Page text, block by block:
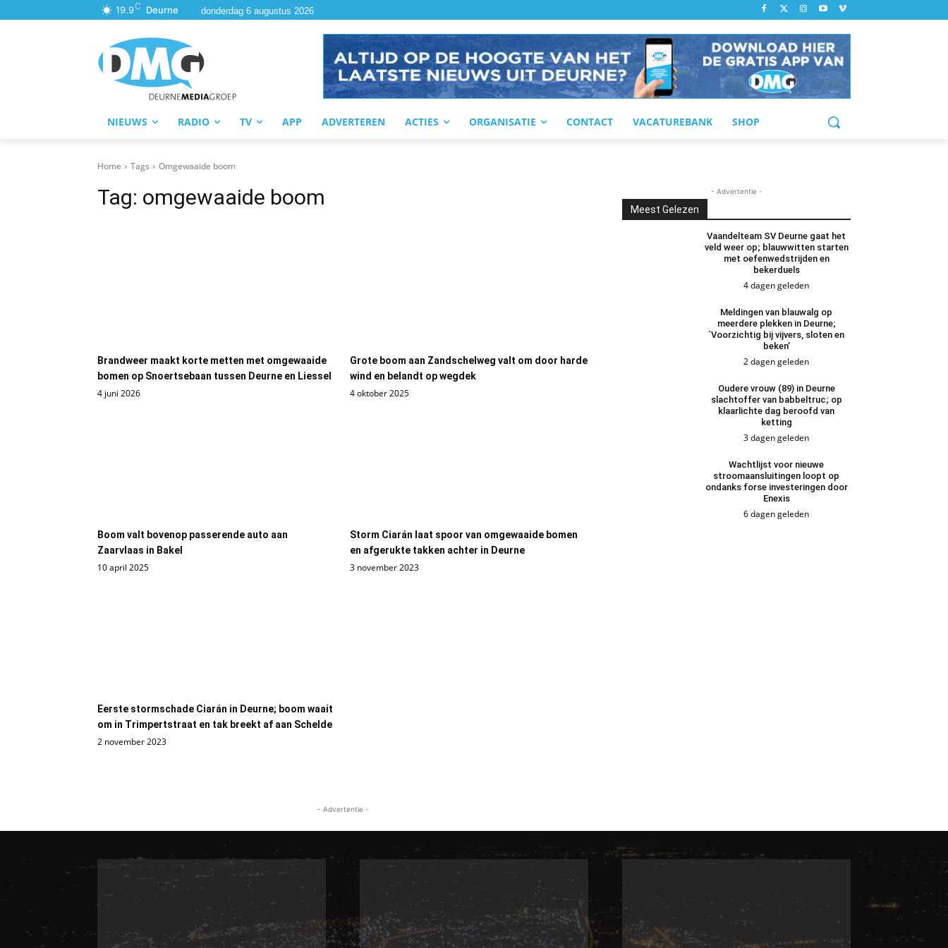
19.9C Deurne donderdag 6 augustus 2026
NIEUWS RADIO TV APP ADVERTEREN ACTIES ORGANISATIE CONTACT VACATUREBANK SHOP
Home Tags Omgewaaide boom
Tag: omgewaaide boom
Brandweer maakt korte metten met omgewaaide
bomen op Snoertsebaan tussen Deurne en Liessel
4 juni 2026
Grote boom aan Zandschelweg valt om door harde
wind en belandt op wegdek
4 oktober 2025
Boom valt bovenop passerende auto aan
Zaarvlaas in Bakel
10 april 2025
Storm Ciarán laat spoor van omgewaaide bomen
en afgerukte takken achter in Deurne
3 november 2023
Eerste stormschade Ciarán in Deurne; boom waait
om in Trimpertstraat en tak breekt af aan Schelde
2 november 2023
- Advertentie -
- Advertentie -
Meest Gelezen
Vaandelteam SV Deurne gaat het
veld weer op; blauwwitten starten
met oefenwedstrijden en
bekerduels
4 dagen geleden
Meldingen van blauwalg op
meerdere plekken in Deurne;
´Voorzichtig bij vijvers, sloten en
beken’
2 dagen geleden
Oudere vrouw (89) in Deurne
slachtoffer van babbeltruc; op
klaarlichte dag beroofd van
ketting
3 dagen geleden
Wachtlijst voor nieuwe
stroomaansluitingen loopt op
ondanks forse investeringen door
Enexis
6 dagen geleden